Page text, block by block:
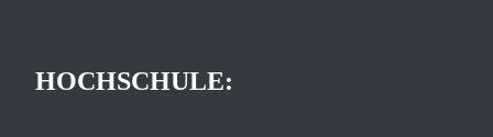
HOCHSCHULE: